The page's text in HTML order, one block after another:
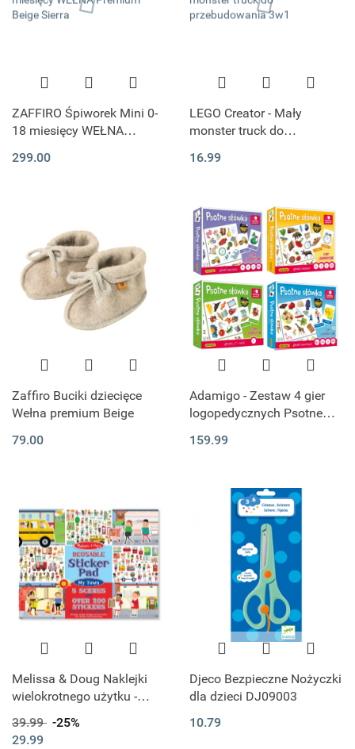
ZAFFIRO Śpiworek Mini 0-
18 miesięcy WEŁNA
299.00
LEGO Creator - Mały
monster truck do
16.99
Zaffiro Buciki dziecięce
Wełna premium Beige
79.00
Adamigo - Zestaw 4 gier
logopedycznych Psotne
159.99
Melissa & Doug Naklejki
wielokrotnego użytku -
39.99 -25%
29.99
Djeco Bezpieczne Nożyczki
dla dzieci DJ09003
10.79